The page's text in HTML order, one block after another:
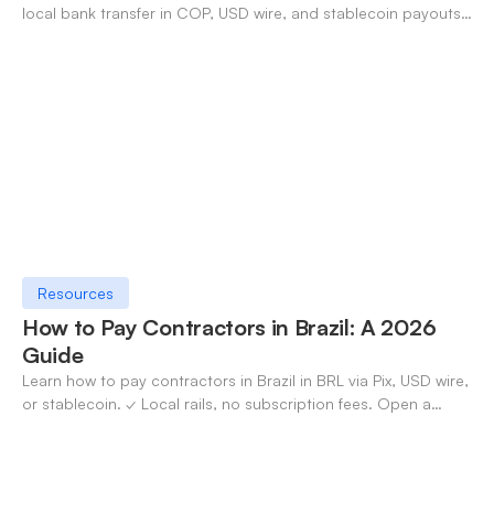
local bank transfer in COP, USD wire, and stablecoin payouts.
Resources
How to Pay Contractors in Brazil: A 2026
Guide
Learn how to pay contractors in Brazil in BRL via Pix, USD wire,
or stablecoin. ✓ Local rails, no subscription fees. Open a